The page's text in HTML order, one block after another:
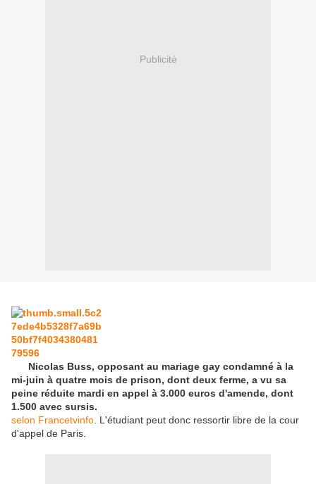
Publicité
Nicolas Buss, opposant au mariage gay condamné à la
mi-juin à quatre mois de prison, dont deux ferme, a vu sa
peine réduite mardi en appel à 3.000 euros d'amende, dont
1.500 avec sursis.
selon Francetvinfo . L'étudiant peut donc ressortir libre de la cour
d'appel de Paris.